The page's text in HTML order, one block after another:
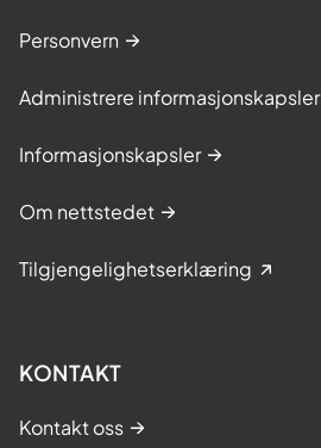
Personvern
Administrere informasjonskapsler
Informasjonskapsler
Om nettstedet
Tilgjengelighetserklæring
KONTAKT
Kontakt oss